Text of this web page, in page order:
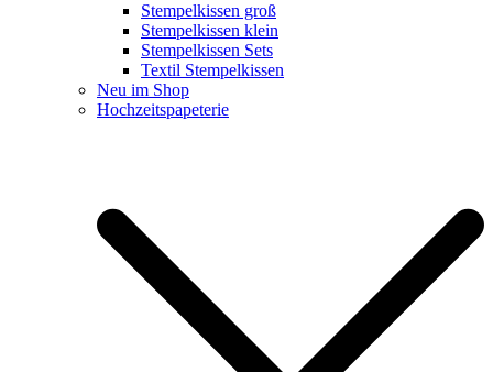
Stempelkissen groß
Stempelkissen klein
Stempelkissen Sets
Textil Stempelkissen
Neu im Shop
Hochzeitspapeterie